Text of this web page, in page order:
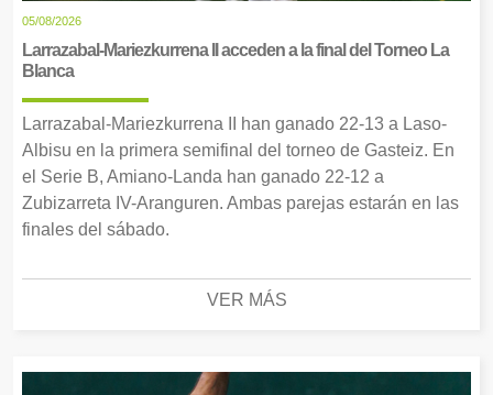
05/08/2026
Larrazabal-Mariezkurrena II acceden a la final del Torneo La
Blanca
Larrazabal-Mariezkurrena II han ganado 22-13 a Laso-
Albisu en la primera semifinal del torneo de Gasteiz. En
el Serie B, Amiano-Landa han ganado 22-12 a
Zubizarreta IV-Aranguren. Ambas parejas estarán en las
finales del sábado.
VER MÁS